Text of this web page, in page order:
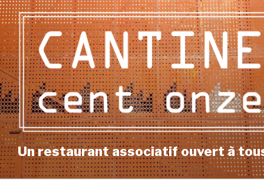
Aller
au
contenu
principal
Un restaurant associatif ouvert à